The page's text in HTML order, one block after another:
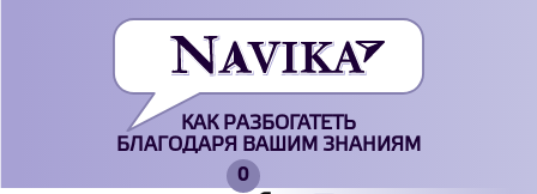
КАК РАЗБОГАТЕТЬ
БЛАГОДАРЯ ВАШИМ ЗНАНИЯМ